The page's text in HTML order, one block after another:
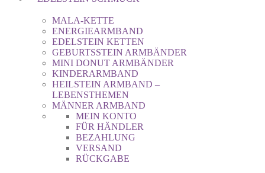
MALA-KETTE
ENERGIEARMBAND
EDELSTEIN KETTEN
GEBURTSSTEIN ARMBÄNDER
MINI DONUT ARMBÄNDER
KINDERARMBAND
HEILSTEIN ARMBAND –
LEBENSTHEMEN
MÄNNER ARMBAND
MEIN KONTO
FÜR HÄNDLER
BEZAHLUNG
VERSAND
RÜCKGABE